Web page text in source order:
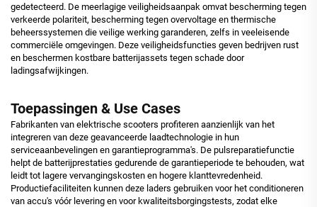
gedetecteerd. De meerlagige veiligheidsaanpak omvat bescherming tegen
verkeerde polariteit, bescherming tegen overvoltage en thermische
beheerssystemen die veilige werking garanderen, zelfs in veeleisende
commerciële omgevingen. Deze veiligheidsfuncties geven bedrijven rust
en beschermen kostbare batterijassets tegen schade door
ladingsafwijkingen.
Toepassingen & Use Cases
Fabrikanten van elektrische scooters profiteren aanzienlijk van het
integreren van deze geavanceerde laadtechnologie in hun
serviceaanbevelingen en garantieprogramma's. De pulsreparatiefunctie
helpt de batterijprestaties gedurende de garantieperiode te behouden, wat
leidt tot lagere vervangingskosten en hogere klanttevredenheid.
Productiefaciliteiten kunnen deze laders gebruiken voor het conditioneren
van accu's vóór levering en voor kwaliteitsborgingstests, zodat elke